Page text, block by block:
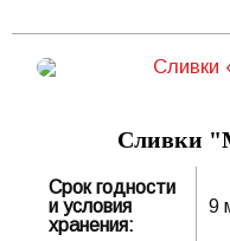
Сливки
Срок годности
и условия
хранения:
9